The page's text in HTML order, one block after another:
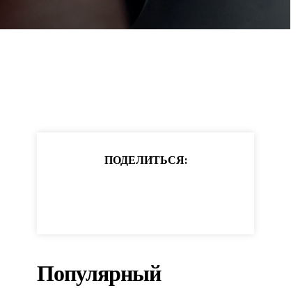
ПОДЕЛИТЬСЯ:
Популярный